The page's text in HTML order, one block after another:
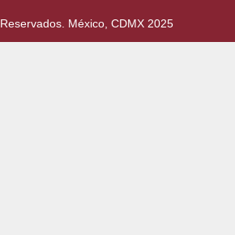
México, CDMX 2025